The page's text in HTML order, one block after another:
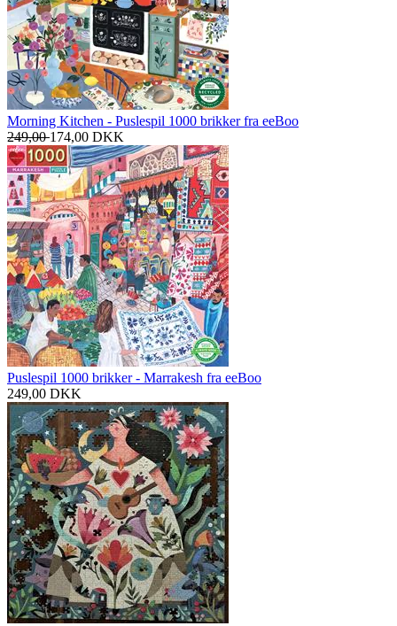
Morning Kitchen - Puslespil 1000 brikker fra eeBoo
249,00174,00 DKK
Puslespil 1000 brikker - Marrakesh fra eeBoo
249,00 DKK